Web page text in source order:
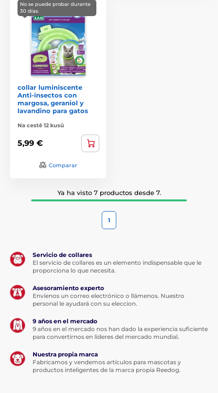
No se puede probar durante
30 días.
collar luminiscente
Anti-insectos con
margosa, geraniol y
lavandino para gatos
Na cestě 12 kusů
5,99 €
Comparar
Ya ha visto 7 productos desde 7.
1
Servicio de collares
El servicio de collares es un elemento indispensable que le
proporciona lo que necesita.
Asesoramiento experto
Envíenos un correo electrónico o llámenos. Nuestro
personal le ayudará con su eleccion.
9 años en el mercado
9 años en el mercado nos han dado la experiencia suficiente
para convertirnos en líderes del mercado mundial.
Nuestra propia marca
Fabricamos y vendemos artículos para mascotas y
productos inteligentes de la marca propia Reedog.